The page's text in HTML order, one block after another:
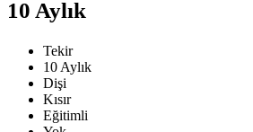
10 Aylık
Tekir
10 Aylık
Dişi
Kısır
Eğitimli